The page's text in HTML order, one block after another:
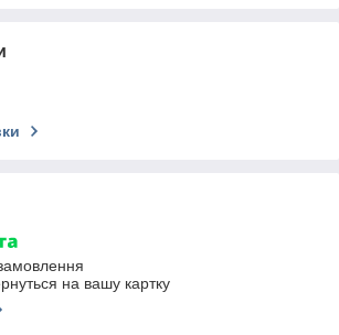
на вашу картку